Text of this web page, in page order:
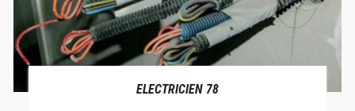
ELECTRICIEN 78